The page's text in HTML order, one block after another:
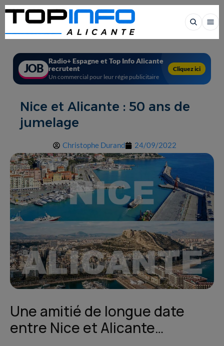
JOB
Radio+ Espagne et Top Info Alicante
recrutent
Un commercial pour leur régie publicitaire
Cliquez ici
Nice et Alicante : 50 ans de
jumelage
Christophe Durand 24/09/2022
Une amitié de longue date
entre Nice et Alicante…